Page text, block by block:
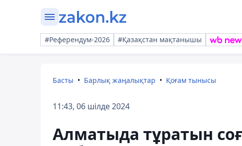
#Референдум-2026 #Қазақстан мақтанышы
Басты Барлық жаңалықтар Қоғам тынысы
11:43, 06 шілде 2024
Алматыда тұратын